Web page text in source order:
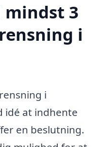
3
i
i
idé at indhente
en beslutning.